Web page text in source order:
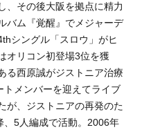
、その後大阪を拠点に精力
バム『覚醒』でメジャーデ
シングル「スロウ」がヒ
オリコン初登場3位を獲
る西原誠がジストニア治療
メンバーを迎えてライブ
が、ジストニアの再発のた
、5人編成で活動。2006年